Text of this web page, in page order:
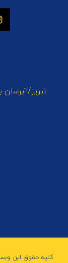
تبریز/
کلیه حقوق این